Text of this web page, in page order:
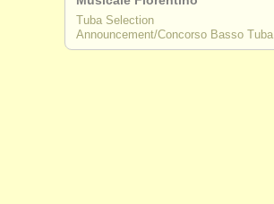
Tuba Selection
Announcement/Concorso Basso Tuba